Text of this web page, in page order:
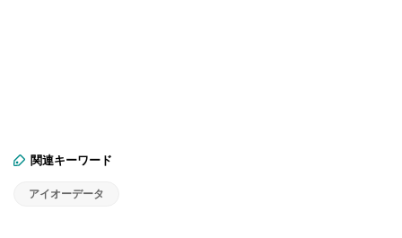
関連キーワード
アイオーデータ